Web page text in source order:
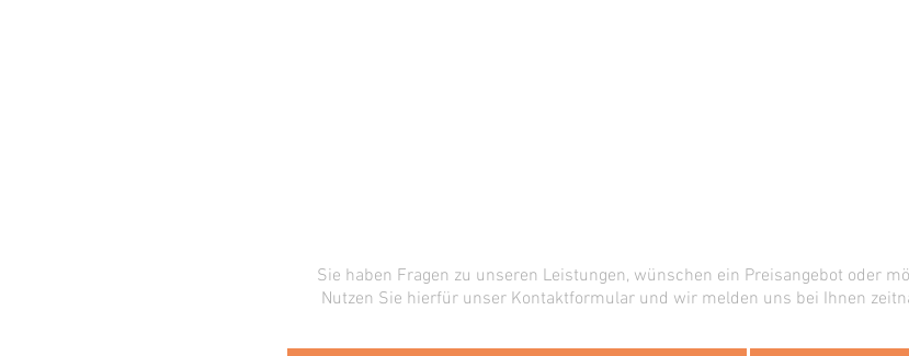
Sie haben Fragen zu unseren Leistungen, wünschen ein Preisangebot oder
Nutzen Sie hierfür unser Kontaktformular und wir melden uns bei Ihnen